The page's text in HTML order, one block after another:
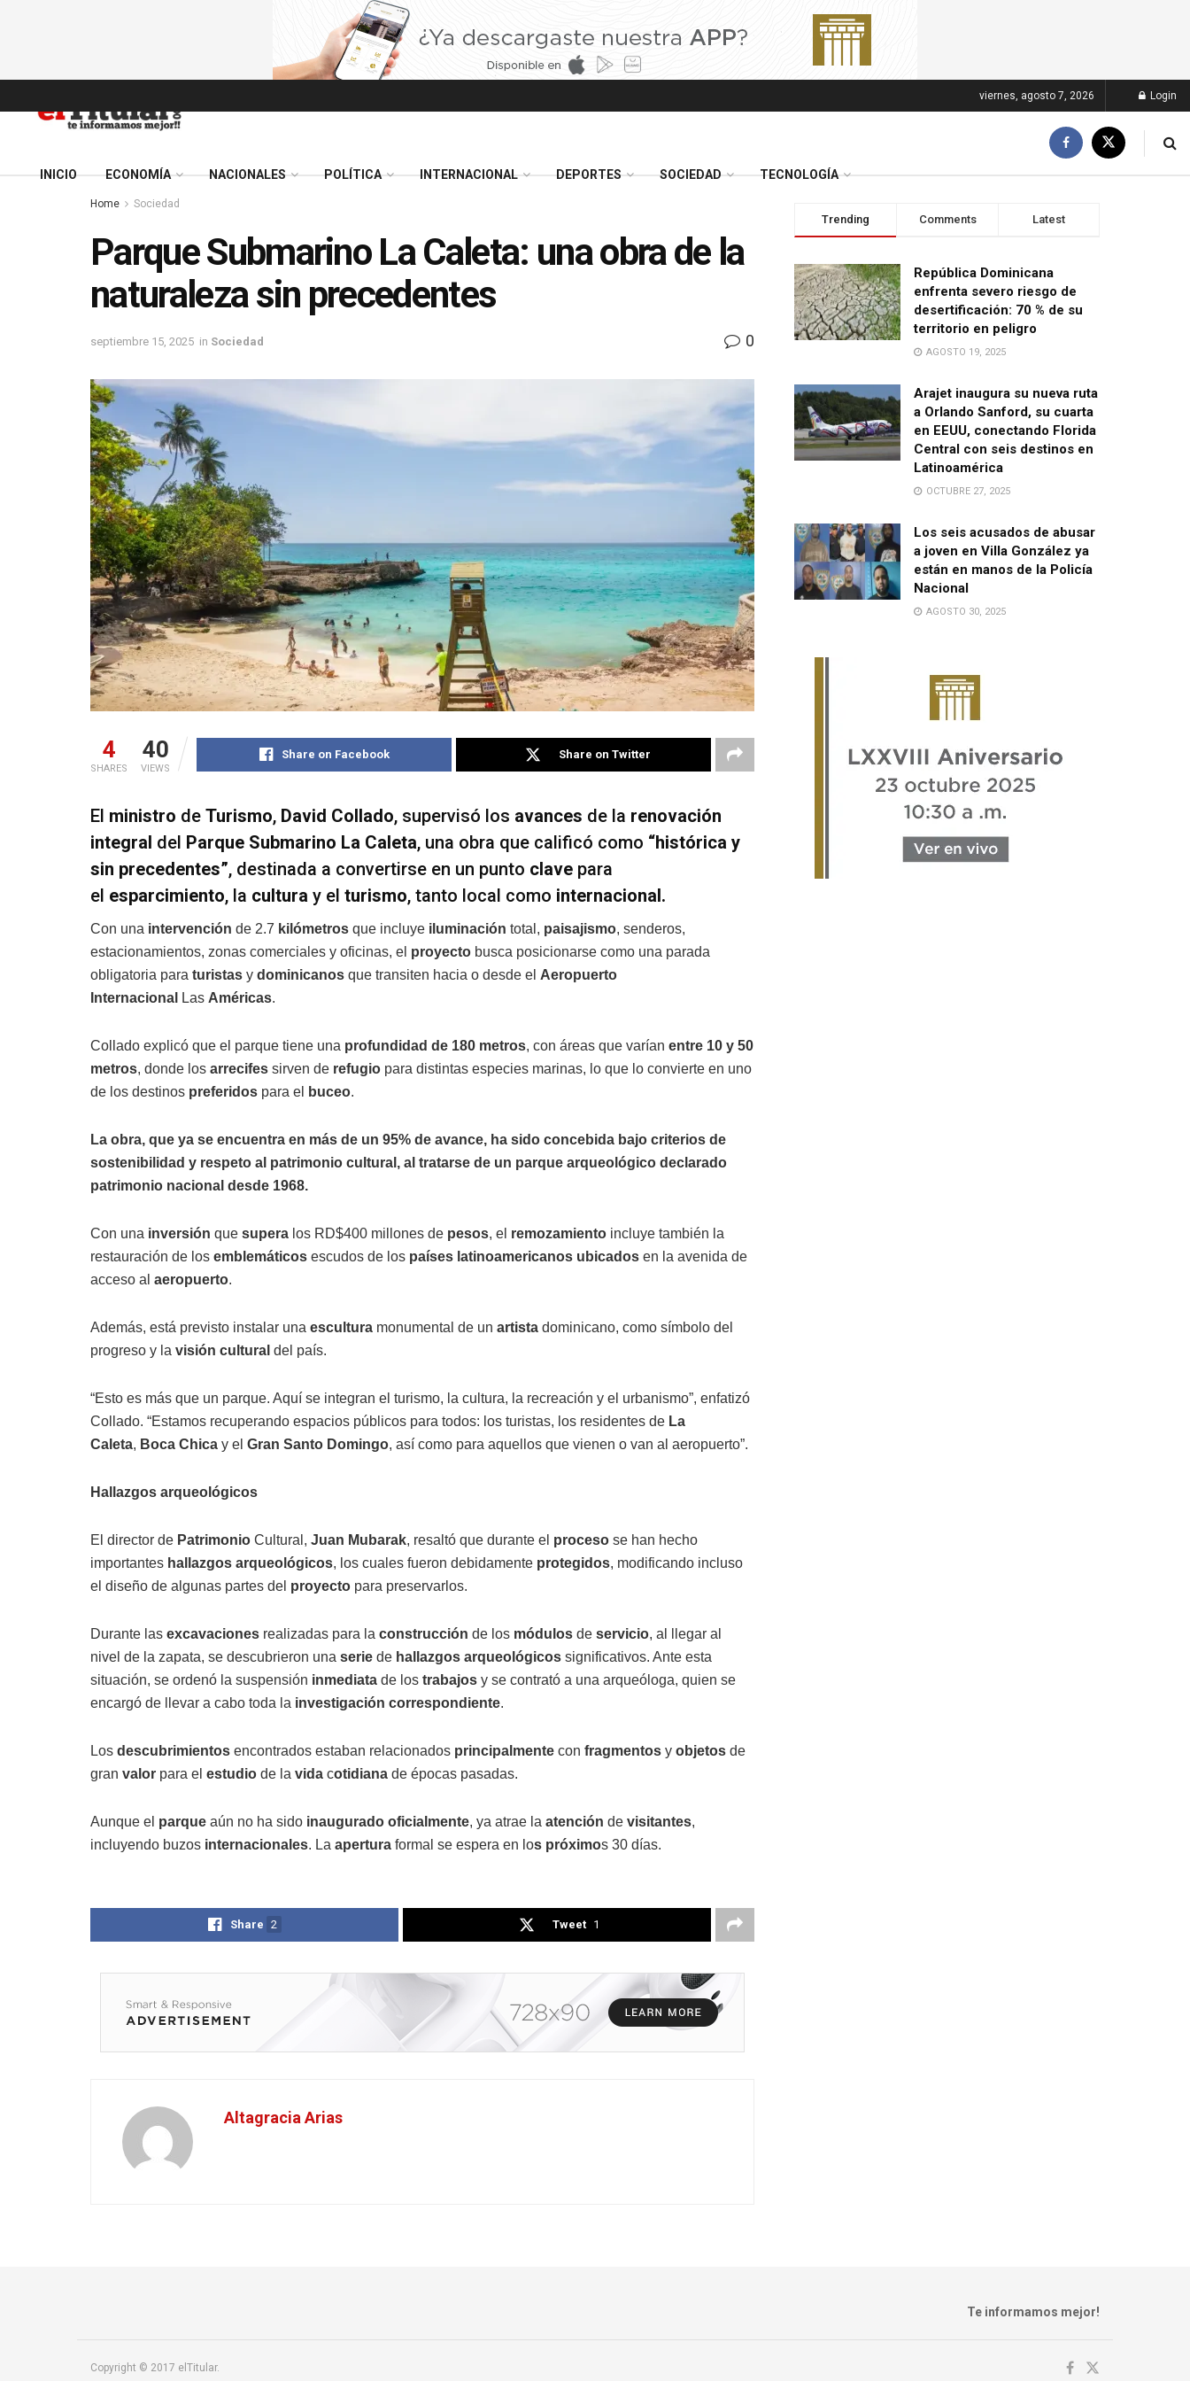
viernes, agosto 7, 2026 Login
INICIO ECONOMÍA NACIONALES POLÍTICA INTERNACIONAL DEPORTES SOCIEDAD TECNOLOGÍA
Home Sociedad
Parque Submarino La Caleta: una obra de la
naturaleza sin precedentes
septiembre 15, 2025 in Sociedad 0
4
SHARES
40
VIEWS
Share on Facebook Share on Twitter
El ministro de Turismo, David Collado, supervisó los avances de la renovación
integral del Parque Submarino La Caleta, una obra que calificó como “histórica y
sin precedentes”, destinada a convertirse en un punto clave para
el esparcimiento, la cultura y el turismo, tanto local como internacional.
Con una intervención de 2.7 kilómetros que incluye iluminación total, paisajismo, senderos,
estacionamientos, zonas comerciales y oficinas, el proyecto busca posicionarse como una parada
obligatoria para turistas y dominicanos que transiten hacia o desde el Aeropuerto
Internacional
Las Américas.
Collado explicó que el parque tiene una profundidad de 180 metros, con áreas que varían entre 10 y 50
metros, donde los arrecifes sirven de refugio para distintas especies marinas, lo que lo convierte en uno
de los destinos preferidos para el buceo.
La obra, que ya se encuentra en más de un 95% de avance, ha sido concebida bajo criterios de
sostenibilidad y respeto al patrimonio cultural, al tratarse de un parque arqueológico declarado
patrimonio nacional desde 1968.
Con una inversión que supera los RD$400 millones de pesos, el remozamiento incluye también la
restauración de los emblemáticos escudos de los países latinoamericanos ubicados en la avenida de
acceso al aeropuerto.
Además, está previsto instalar una escultura monumental de un artista dominicano, como símbolo del
progreso y la visión cultural del país.
“Esto es más que un parque. Aquí se integran el turismo, la cultura, la recreación y el urbanismo”, enfatizó
Collado. “Estamos recuperando espacios públicos para todos: los turistas, los residentes de La
Caleta, Boca Chica y el Gran Santo Domingo, así como para aquellos que vienen o van al aeropuerto”.
Hallazgos arqueológicos
El director de Patrimonio Cultural, Juan Mubarak, resaltó que durante el proceso se han hecho
importantes hallazgos arqueológicos, los cuales fueron debidamente protegidos, modificando incluso
el diseño de algunas partes del proyecto para preservarlos.
Durante las excavaciones realizadas para la construcción de los módulos de servicio, al llegar al
nivel de la zapata, se descubrieron una serie de hallazgos arqueológicos significativos. Ante esta
situación, se ordenó la suspensión inmediata de los trabajos y se contrató a una arqueóloga, quien se
encargó de llevar a cabo toda la investigación correspondiente.
Los descubrimientos encontrados estaban relacionados principalmente con fragmentos y objetos de
gran valor para el estudio de la vida cotidiana de épocas pasadas.
Aunque el parque aún no ha sido inaugurado oficialmente, ya atrae la atención de visitantes,
incluyendo buzos internacionales. La apertura formal se espera en los próximos 30 días.
Share 2 Tweet 1
Altagracia Arias
Trending Comments Latest
República Dominicana
enfrenta severo riesgo de
desertificación: 70 % de su
territorio en peligro
AGOSTO 19, 2025
Arajet inaugura su nueva ruta
a Orlando Sanford, su cuarta
en EEUU, conectando Florida
Central con seis destinos en
Latinoamérica
OCTUBRE 27, 2025
Los seis acusados de abusar
a joven en Villa González ya
están en manos de la Policía
Nacional
AGOSTO 30, 2025
Te informamos mejor!
Copyright © 2017 elTitular.